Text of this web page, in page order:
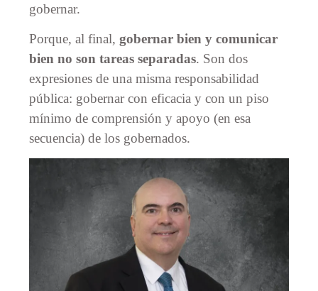
gobernar.
Porque, al final, gobernar bien y comunicar
bien no son tareas separadas. Son dos
expresiones de una misma responsabilidad
pública: gobernar con eficacia y con un piso
mínimo de comprensión y apoyo (en esa
secuencia) de los gobernados.